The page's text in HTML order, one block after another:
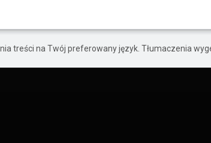
treści na Twój preferowany język. Tłumaczenia